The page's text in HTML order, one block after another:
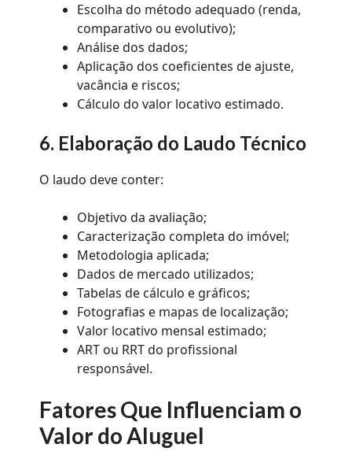
Escolha do método adequado (renda,
comparativo ou evolutivo);
Análise dos dados;
Aplicação dos coeficientes de ajuste,
vacância e riscos;
Cálculo do valor locativo estimado.
6. Elaboração do Laudo Técnico
O laudo deve conter:
Objetivo da avaliação;
Caracterização completa do imóvel;
Metodologia aplicada;
Dados de mercado utilizados;
Tabelas de cálculo e gráficos;
Fotografias e mapas de localização;
Valor locativo mensal estimado;
ART ou RRT do profissional
responsável.
Fatores Que Influenciam o
Valor do Aluguel